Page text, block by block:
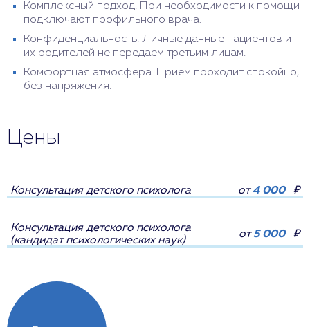
Комплексный подход. При необходимости к помощи
подключают профильного врача.
Конфиденциальность. Личные данные пациентов и
их родителей не передаем третьим лицам.
Комфортная атмосфера. Прием проходит спокойно,
без напряжения.
Цены
Консультация детского психолога от4 000 ₽
Консультация детского психолога
(кандидат психологических наук)
от5 000 ₽